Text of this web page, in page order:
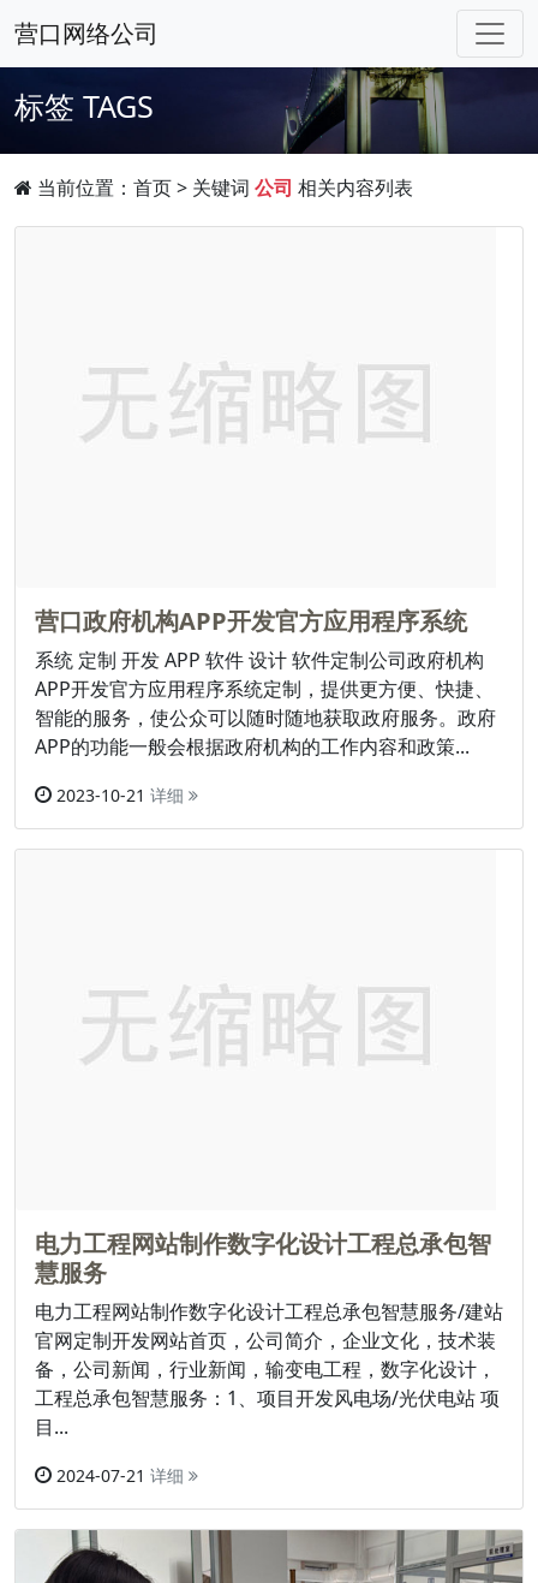
营口网络公司
标签 TAGS
当前位置： 首页> 关键词 公司 相关内容列表
营口政府机构APP开发官方应用程序系统
系统 定制 开发 APP 软件 设计 软件定制公司政府机构
APP开发官方应用程序系统定制，提供更方便、快捷、
智能的服务，使公众可以随时随地获取政府服务。政府
APP的功能一般会根据政府机构的工作内容和政策...
2023-10-21 详细
电力工程网站制作数字化设计工程总承包智
慧服务
电力工程网站制作数字化设计工程总承包智慧服务/建站
官网定制开发网站首页，公司简介，企业文化，技术装
备，公司新闻，行业新闻，输变电工程，数字化设计，
工程总承包智慧服务：1、项目开发风电场/光伏电站 项
目...
2024-07-21 详细